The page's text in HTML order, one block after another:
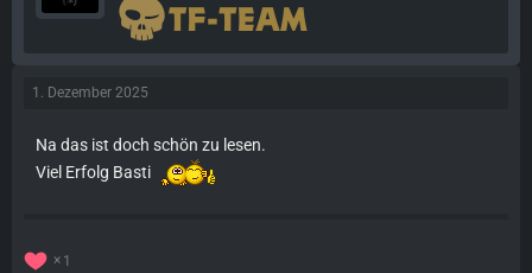
1. Dezember 2025
Na das ist doch schön zu lesen.
Viel Erfolg Basti
1